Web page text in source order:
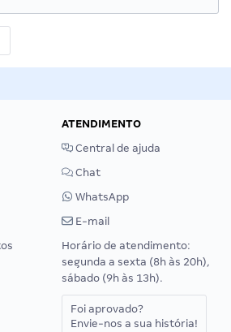
ATENDIMENTO
Central de ajuda
Chat
WhatsApp
E-mail
Horário de atendimento:
segunda a sexta (8h às 20h),
sábado (9h às 13h).
Foi aprovado?
Envie-nos a sua história!